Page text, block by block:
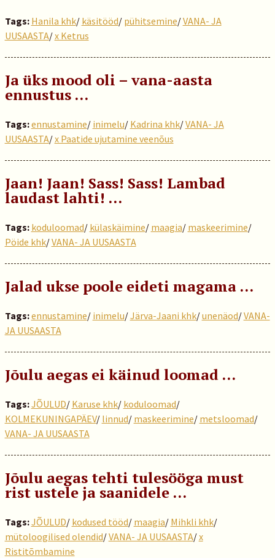
Tags: Hanila khk/ käsitööd/ pühitsemine/VANA- JA
UUSAASTA/x Ketrus
Ja üks mood oli – vana-aasta
ennustus …
Tags:ennustamine/ inimelu/ Kadrina khk/VANA- JA
UUSAASTA/x Paatide ujutamine veenõus
Jaan! Jaan! Sass! Sass! Lambad
laudast lahti! …
Tags: koduloomad/ külaskäimine/ maagia/ maskeerimine/
Pöide khk/VANA- JA UUSAASTA
Jalad ukse poole eideti magama …
Tags:ennustamine/ inimelu/Järva-Jaani khk/unenäod/VANA-
JA UUSAASTA
Jõulu aegas ei käinud loomad …
Tags:JÕULUD/ Karuse khk/ koduloomad/
KOLMEKUNINGAPÄEV/ linnud/ maskeerimine/ metsloomad/
VANA- JA UUSAASTA
Jõulu aegas tehti tulesööga must
rist ustele ja saanidele …
Tags:JÕULUD/ kodused tööd/ maagia/ Mihkli khk/
mütoloogilised olendid/VANA- JA UUSAASTA/x
Ristitõmbamine